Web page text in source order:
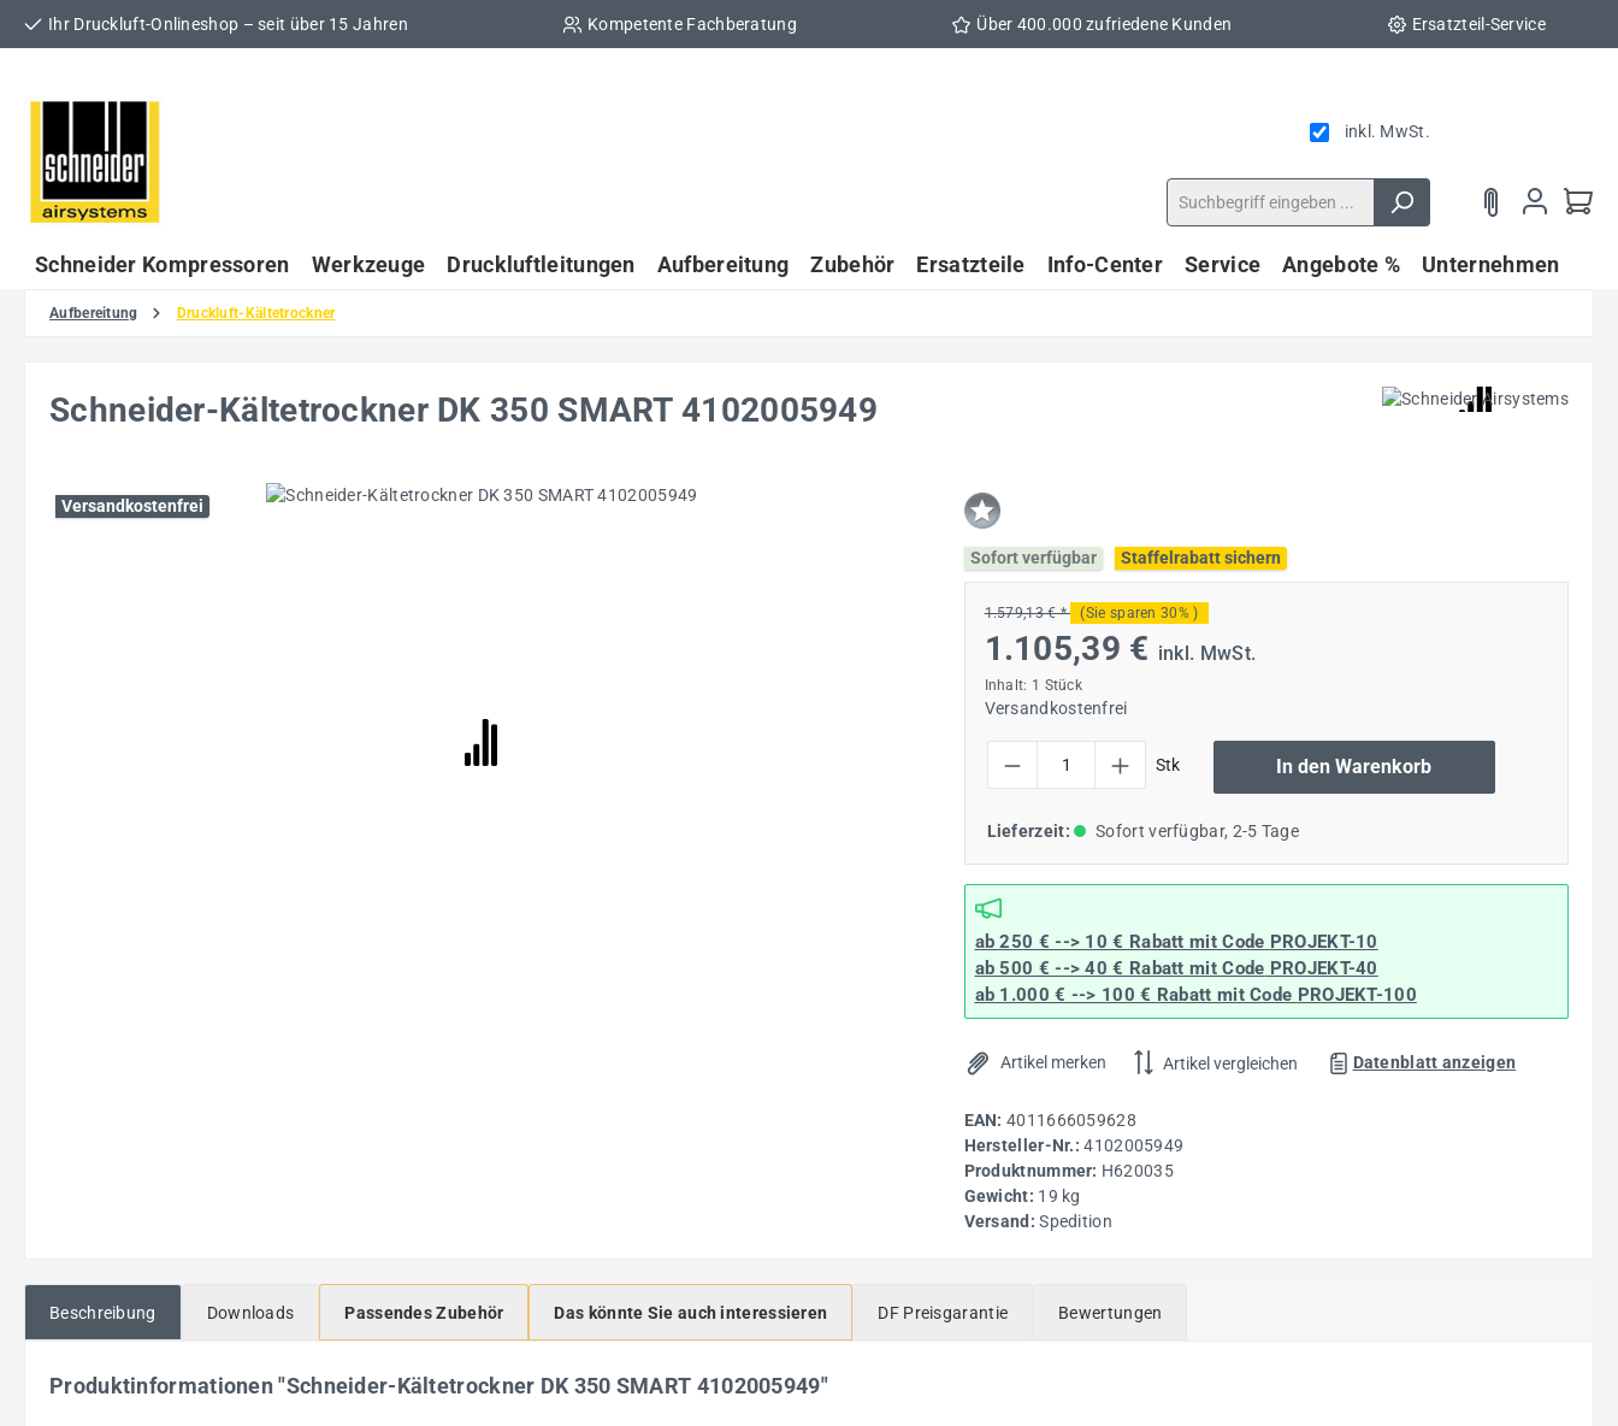
Hauptinhalt springen
Zur Suche springen
Zur Hauptnavigation springen
Ihr Druckluft-Onlineshop – seit über 15 Jahren Kompetente Fachberatung Über 400.000 zufriedene Kunden Ersatzteil-Service
inkl. MwSt.
Schneider Kompressoren Werkzeuge Druckluftleitungen Aufbereitung Zubehör Ersatzteile Info-Center Service Angebote % Unternehmen
Aufbereitung Druckluft-Kältetrockner
Schneider-Kältetrockner DK 350 SMART 4102005949
Bildergalerie überspringen
Versandkostenfrei
Sofort verfügbar Staffelrabatt sichern
1.579,13 € * (Sie sparen 30% )
1.105,39 € inkl. MwSt.
Inhalt: 1 Stück
Versandkostenfrei
Stk In den Warenkorb
Lieferzeit: Sofort verfügbar, 2-5 Tage
ab 250 € --> 10 € Rabatt mit Code PROJEKT-10
ab 500 € --> 40 € Rabattmit Code PROJEKT-40
ab 1.000 € --> 100 € Rabatt mit Code PROJEKT-100
Artikel merken Artikel vergleichen Datenblatt anzeigen
EAN: 4011666059628
Hersteller-Nr.:4102005949
Produktnummer: H620035
Gewicht: 19 kg
Versand:Spedition
Beschreibung Downloads Passendes Zubehör Das könnte Sie auch interessieren DF Preisgarantie Bewertungen
Produktinformationen "Schneider-Kältetrockner DK 350 SMART 4102005949"